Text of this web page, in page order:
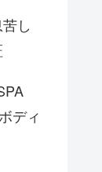
し
ディ